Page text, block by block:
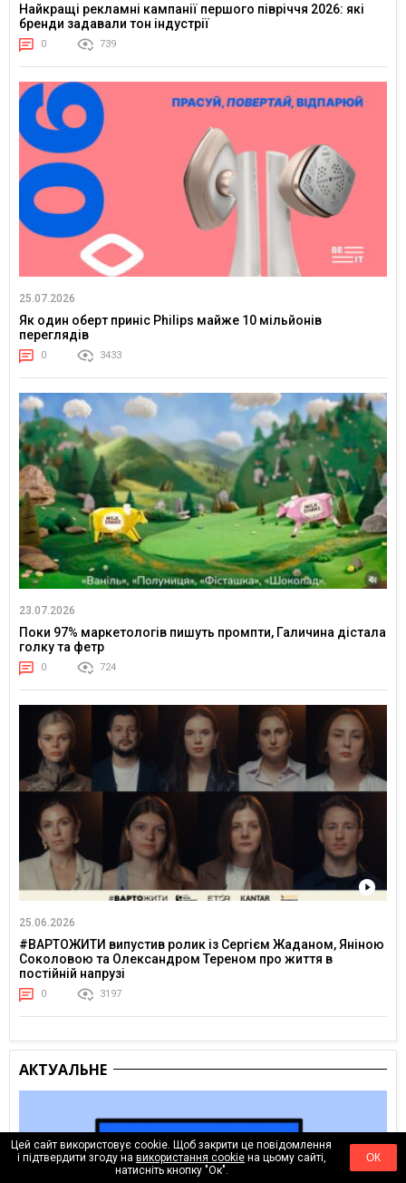
Найкращі рекламні кампанії першого півріччя 2026: які
бренди задавали тон індустрії
0 739
25.07.2026
Як один оберт приніс Philips майже 10 мільйонів
переглядів
0 3433
23.07.2026
Поки 97% маркетологів пишуть промпти, Галичина дістала
голку та фетр
0 724
25.06.2026
#ВАРТОЖИТИ випустив ролик із Сергієм Жаданом, Яніною
Соколовою та Олександром Тереном про життя в
постійній напрузі
0 3197
АКТУАЛЬНЕ
Цей сайт використовує cookie. Щоб закрити це повідомлення
і підтвердити згоду на використання cookieна цьому сайті,
натисніть кнопку "Ок".
ОК